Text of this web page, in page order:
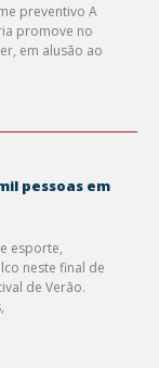
preventivo A
promove no
em alusão ao
pessoas em
esporte,
neste final de
de Verão.